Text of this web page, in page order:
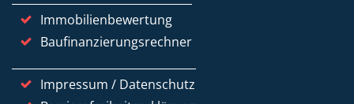
Immobilienbewertung
Baufinanzierungsrechner
Impressum / Datenschutz